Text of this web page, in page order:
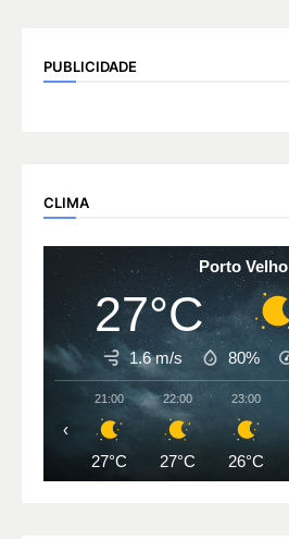
PUBLICIDADE
CLIMA
Porto Velho
27°C
1.6 m/s 80%
21:00
27°C
22:00
27°C
23:00
26°C
‹